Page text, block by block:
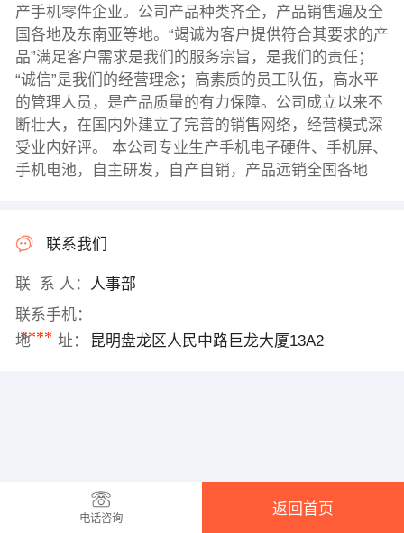
产手机零件企业。公司产品种类齐全，产品销售遍及全
国各地及东南亚等地。“竭诚为客户提供符合其要求的产
品”满足客户需求是我们的服务宗旨，是我们的责任；
“诚信”是我们的经营理念；高素质的员工队伍，高水平
的管理人员，是产品质量的有力保障。公司成立以来不
断壮大，在国内外建立了完善的销售网络，经营模式深
受业内好评。 本公司专业生产手机电子硬件、手机屏、
手机电池，自主研发，自产自销，产品远销全国各地
联系我们
联 系 人： 人事部
联系手机：
****
地 址： 昆明盘龙区人民中路巨龙大厦13A2
电话咨询
返回首页